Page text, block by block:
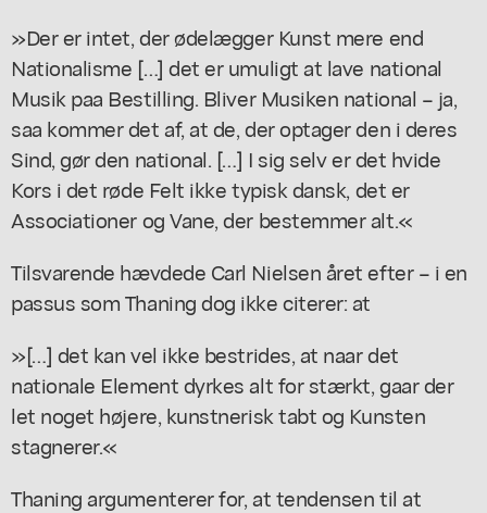
»Der er intet, der ødelægger Kunst mere end
Nationalisme […] det er umuligt at lave national
Musik paa Bestilling. Bliver Musiken national – ja,
saa kommer det af, at de, der optager den i deres
Sind, gør den national. […] I sig selv er det hvide
Kors i det røde Felt ikke typisk dansk, det er
Associationer og Vane, der bestemmer alt.«
Tilsvarende hævdede Carl Nielsen året efter – i en
passus som Thaning dog ikke citerer: at
»[…] det kan vel ikke bestrides, at naar det
nationale Element dyrkes alt for stærkt, gaar der
let noget højere, kunstnerisk tabt og Kunsten
stagnerer.«
Thaning argumenterer for, at tendensen til at